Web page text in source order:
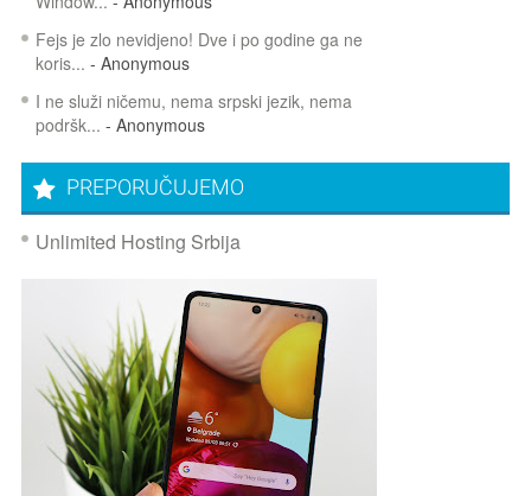
Fejs je zlo nevidjeno! Dve i po godine ga ne
koris... - Anonymous
I ne služi ničemu, nema srpski jezik, nema
podršk... - Anonymous
PREPORUČUJEMO
Unlimited Hosting Srbija